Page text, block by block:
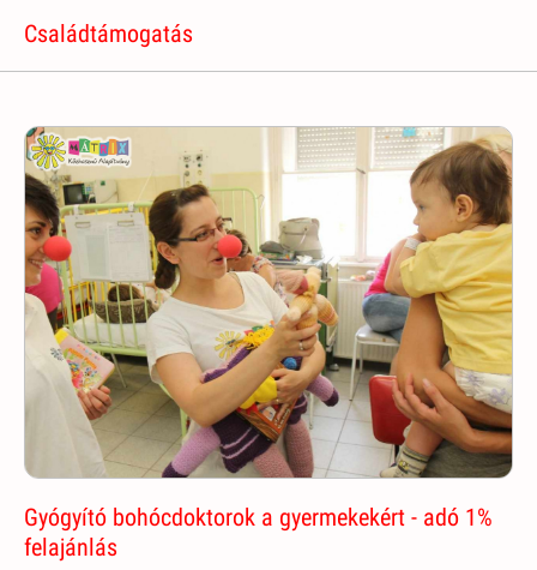
Családtámogatás
Gyógyító bohócdoktorok a gyermekekért - adó 1%
felajánlás